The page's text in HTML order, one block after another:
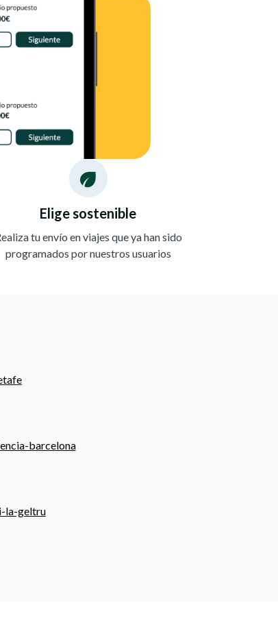
Elige sostenible
tu envío en viajes que ya han sido
programados por nuestros usuarios
barcelona
la-geltru